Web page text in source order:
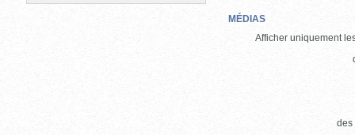
MÉDIAS
Afficher uniquement
des